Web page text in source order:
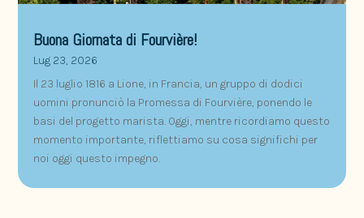
Buona Giornata di Fourvière!
Lug 23, 2026
Il 23 luglio 1816 a Lione, in Francia, un gruppo di dodici
uomini pronunciò la Promessa di Fourvière, ponendo le
basi del progetto marista. Oggi, mentre ricordiamo questo
momento importante, riflettiamo su cosa significhi per
noi oggi questo impegno.